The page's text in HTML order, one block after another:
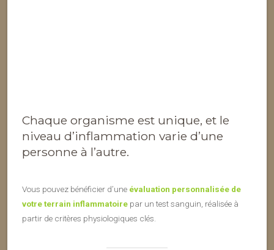
Chaque organisme est unique, et le
niveau d’inflammation varie d’une
personne à l’autre.
Vous pouvez bénéficier d’une évaluation personnalisée de
votre terrain inflammatoire par un test sanguin, réalisée à
partir de critères physiologiques clés.